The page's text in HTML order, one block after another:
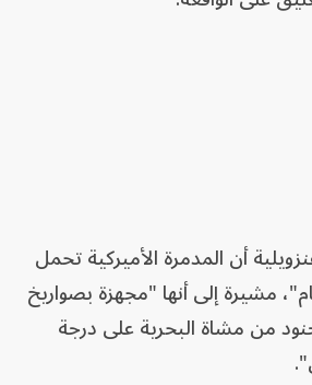
أن المدمرة الأميركية تحمل
مشيرة إلى أنها "مجهزة بصواريخ
من مشاة البحرية على درجة